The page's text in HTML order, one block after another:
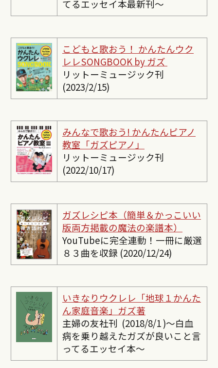
てるエッセイ本最新刊〜
こどもと歌おう！ かんたんウク
レレSONGBOOK by ガズ
リットーミュージック刊
(2023/2/15)
みんなで歌おう! かんたんピアノ
教室「ガズピアノ」
リットーミュージック刊
(2022/10/17)
ガズレシピ本（簡単＆かっこいい
版両方掲載の魔法の楽譜本）
YouTubeに完全連動！一冊に厳選
８３曲を収録 (2020/12/24)
いきなりウクレレ「地球１かんた
ん家庭音楽」ガズ著
主婦の友社刊 (2018/8/1 )〜白血
病を乗り越えたガズが良いこと言
ってるエッセイ本〜